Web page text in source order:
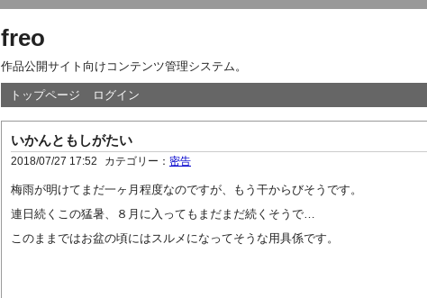
freo
作品公開サイト向けコンテンツ管理システム。
トップページ ログイン
いかんともしがたい
2018/07/27 17:52 カテゴリー： 密告
梅雨が明けてまだ一ヶ月程度なのですが、もう干からびそうです。
連日続くこの猛暑、８月に入ってもまだまだ続くそうで…
このままではお盆の頃にはスルメになってそうな用具係です。